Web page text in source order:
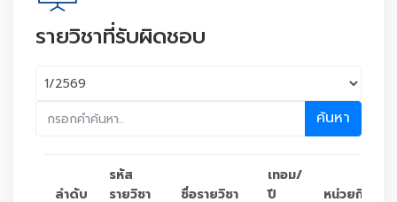
รายวิชาที่รับผิดชอบ
ค้นหา
ลำดับ
รหัส
รายวิชา
ชื่อรายวิชา
เทอม/
ปี
หน่วยกิต